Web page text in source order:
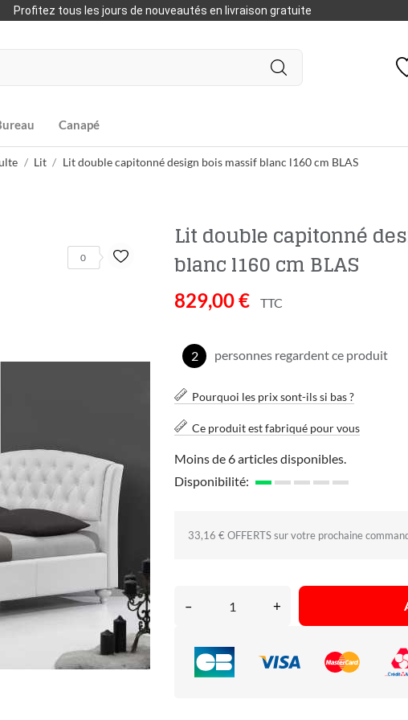
Profitez tous les jours de nouveautés en livraison gratuite
Canapé
Lit Lit double capitonné design bois massif blanc l160 cm BLAS
0
Lit double capitonné
blanc l160 cm BLAS
829,00 € TTC
2 personnes regardent ce produit
Pourquoi les prix sont-ils si bas ?
Ce produit est fabriqué pour vous
Moins de 6 articles disponibles.
Disponibilité:
33,16 € OFFERTS sur votre prochaine
– +